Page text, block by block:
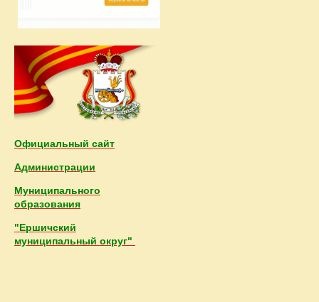
Официальный сайт
Администрации
Муниципального
образования
"Ершичский
муниципальный округ"